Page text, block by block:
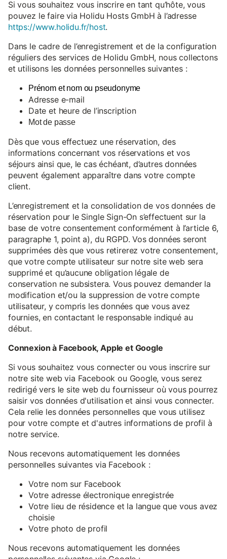
Si vous souhaitez vous inscrire en tant qu’hôte, vous
pouvez le faire via Holidu Hosts GmbH à l’adresse
https://www.holidu.fr/host.
Dans le cadre de l’enregistrement et de la configuration
réguliers des services de Holidu GmbH, nous collectons
et utilisons les données personnelles suivantes :
Prénom et nom ou pseudonyme
Adresse e-mail
Date et heure de l’inscription
Mot de passe
Dès que vous effectuez une réservation, des
informations concernant vos réservations et vos
séjours ainsi que, le cas échéant, d’autres données
peuvent également apparaître dans votre compte
client.
L’enregistrement et la consolidation de vos données de
réservation pour le Single Sign-On s’effectuent sur la
base de votre consentement conformément à l’article 6,
paragraphe 1, point a), du RGPD. Vos données seront
supprimées dès que vous retirerez votre consentement,
que votre compte utilisateur sur notre site web sera
supprimé et qu’aucune obligation légale de
conservation ne subsistera. Vous pouvez demander la
modification et/ou la suppression de votre compte
utilisateur, y compris les données que vous avez
fournies, en contactant le responsable indiqué au
début.
Connexion à Facebook, Apple et Google
Si vous souhaitez vous connecter ou vous inscrire sur
notre site web via Facebook ou Google, vous serez
redirigé vers le site web du fournisseur où vous pourrez
saisir vos données d'utilisation et ainsi vous connecter.
Cela relie les données personnelles que vous utilisez
pour votre compte et d'autres informations de profil à
notre service.
Nous recevons automatiquement les données
personnelles suivantes via Facebook :
Votre nom sur Facebook
Votre adresse électronique enregistrée
Votre lieu de résidence et la langue que vous avez
choisie
Votre photo de profil
Nous recevons automatiquement les données